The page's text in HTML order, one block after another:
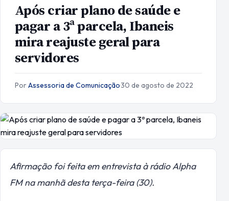
Após criar plano de saúde e
pagar a 3ª parcela, Ibaneis
mira reajuste geral para
servidores
PorAssessoria de Comunicação·30 de agosto de 2022
Afirmação foi feita em entrevista à rádio Alpha
FM na manhã desta terça-feira (30).